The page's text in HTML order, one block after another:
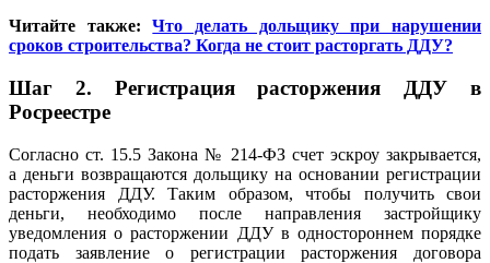
Читайте также:
Что делать дольщику при нарушении
сроков строительства? Когда не стоит расторгать ДДУ?
Шаг 2. Регистрация расторжения ДДУ в
Росреестре
Согласно ст. 15.5 Закона № 214-ФЗсчет эскроу закрывается,
а деньги возвращаются дольщику на основании регистрации
расторжения ДДУ. Таким образом, чтобы получить свои
деньги, необходимо после направления застройщику
уведомления о расторжении ДДУ в одностороннем порядке
подать заявление о регистрации расторжения договора